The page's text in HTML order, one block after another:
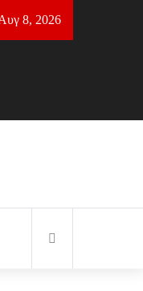
8, 2026